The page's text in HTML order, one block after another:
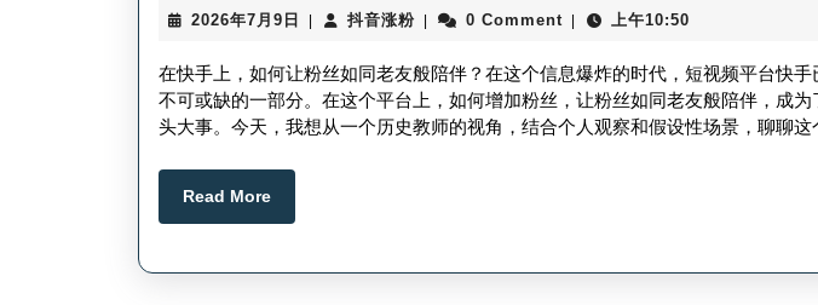
上
如
何
2026年7月9日
2026
7
月
9
日
抖音涨粉抖
涨
粉
0 Comment 上午10:50
在快手上，如何让粉丝如同老友般陪伴？在这个信息爆炸的时代，短视频平台快手
不可或缺的一部分。在这个平台上，如何增加粉丝，让粉丝如同老友般陪伴，成
头大事。今天，我想从一个历史教师的视角，结合个人观察和假设性场景，聊聊这
Read MoreRead
More